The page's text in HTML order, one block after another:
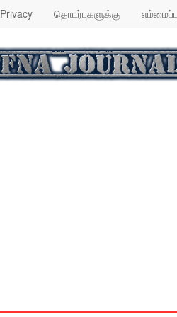
Privacy தொடர்புகளுக்கு